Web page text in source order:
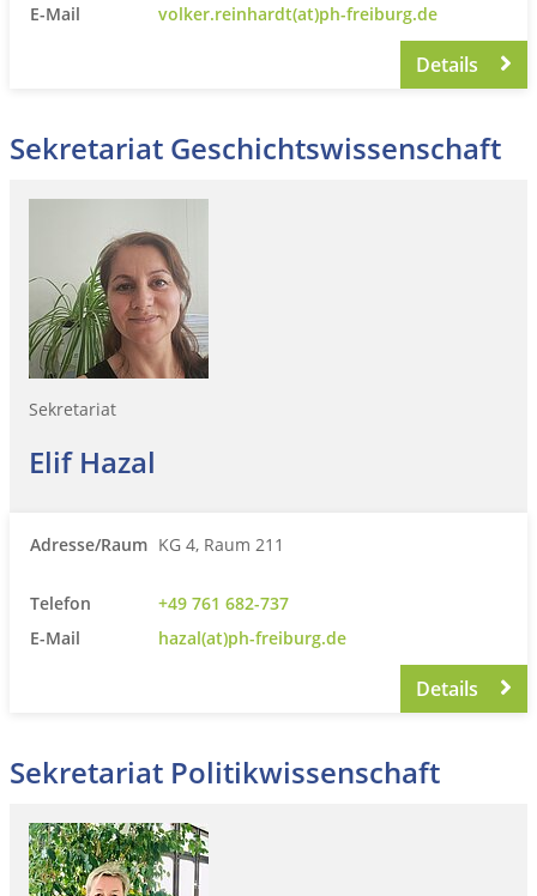
E-Mail volker.reinhardt(at)ph-freiburg.de
Details
Sekretariat Geschichtswissenschaft
Sekretariat
Elif Hazal
Adresse/Raum KG 4, Raum 211
Telefon
+49 761 682-737
E-Mail
hazal(at)ph-freiburg.de
Details
Sekretariat Politikwissenschaft